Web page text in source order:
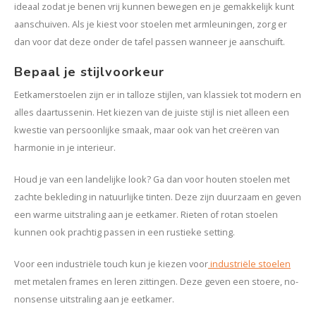
ideaal zodat je benen vrij kunnen bewegen en je gemakkelijk kunt
aanschuiven. Als je kiest voor stoelen met armleuningen, zorg er
dan voor dat deze onder de tafel passen wanneer je aanschuift.
Bepaal je stijlvoorkeur
Eetkamerstoelen zijn er in talloze stijlen, van klassiek tot modern en
alles daartussenin. Het kiezen van de juiste stijl is niet alleen een
kwestie van persoonlijke smaak, maar ook van het creëren van
harmonie in je interieur.
Houd je van een landelijke look? Ga dan voor houten stoelen met
zachte bekleding in natuurlijke tinten. Deze zijn duurzaam en geven
een warme uitstraling aan je eetkamer. Rieten of rotan stoelen
kunnen ook prachtig passen in een rustieke setting.
Voor een industriële touch kun je kiezen voorindustriële stoelen
met metalen frames en leren zittingen. Deze geven een stoere, no-
nonsense uitstraling aan je eetkamer.